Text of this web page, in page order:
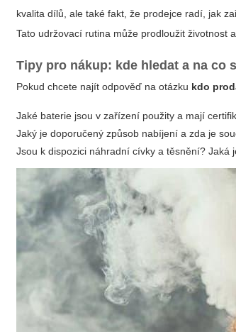
kvalita dílů, ale také fakt, že prodejce radí, jak
Tato udržovací rutina může prodloužit životnost
Tipy pro nákup: kde hledat a na co
Pokud chcete najít odpověď na otázku kdo
Jaké baterie jsou v zařízení použity a mají
Jaký je doporučený způsob nabíjení a zda je
Jsou k dispozici náhradní cívky a těsnění? Jaká